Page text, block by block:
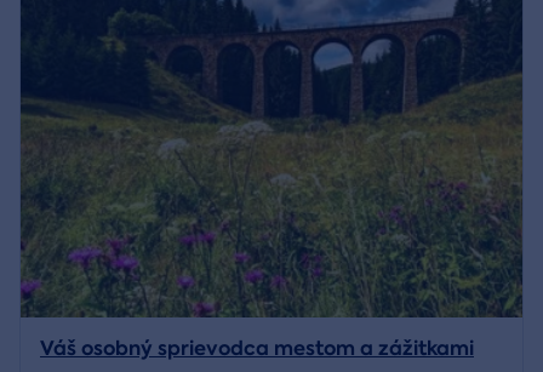
Váš osobný sprievodca mestom a zážitkami